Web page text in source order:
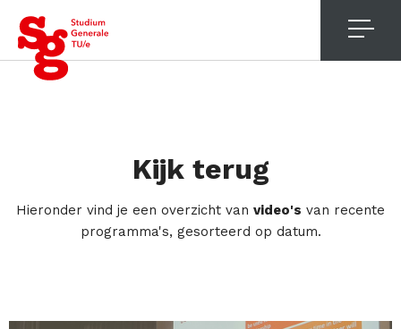
Kijk terug
Hieronder vind je een overzicht van video's van recente
programma's, gesorteerd op datum.